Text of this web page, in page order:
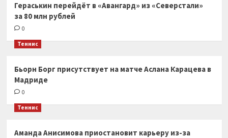
Гераськин перейдёт в «Авангард» из «Северстали»
за 80 млн рублей
0
Теннис
Бьорн Борг присутствует на матче Аслана Карацева в
Мадриде
0
Теннис
Аманда Анисимова приостановит карьеру из-за